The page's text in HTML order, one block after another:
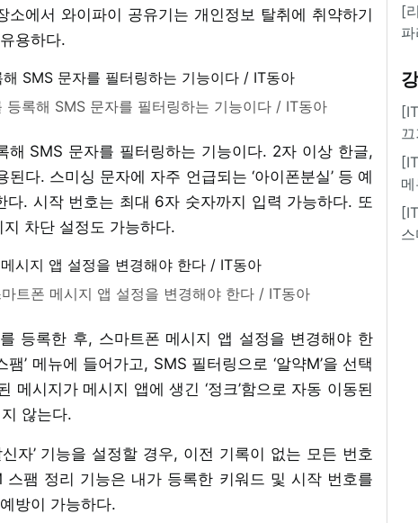
에서 와이파이 공유기는 개인정보 탈취에 취약하기
용하다.
록해 SMS 문자를 필터링하는 기능이다 / IT동아
SMS 문자를 필터링하는 기능이다. 2자 이상 한글,
다. 스미싱 문자에 자주 언급되는 ‘아이폰분실’ 등 예
. 시작 번호는 최대 6자 숫자까지 입력 가능하다. 또
차단 설정도 가능하다.
트폰 메시지 앱 설정을 변경해야 한다 / IT동아
등록한 후, 스마트폰 메시지 앱 설정을 변경해야 한
’ 메뉴에 들어가고, SMS 필터링으로 ‘알약M’을 선택
시지가 메시지 앱에 생긴 ‘정크’함으로 자동 이동된
않는다.
자’ 기능을 설정할 경우, 이전 기록이 없는 모든 번호
팸 정리 기능은 내가 등록한 키워드 및 시작 번호를
방이 가능하다.
[